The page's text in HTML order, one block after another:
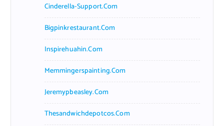
Cinderella-Support.com
Bigpinkrestaurant.com
Inspirehuahin.com
Memmingerspainting.com
Jeremypbeasley.com
Thesandwichdepotcos.com